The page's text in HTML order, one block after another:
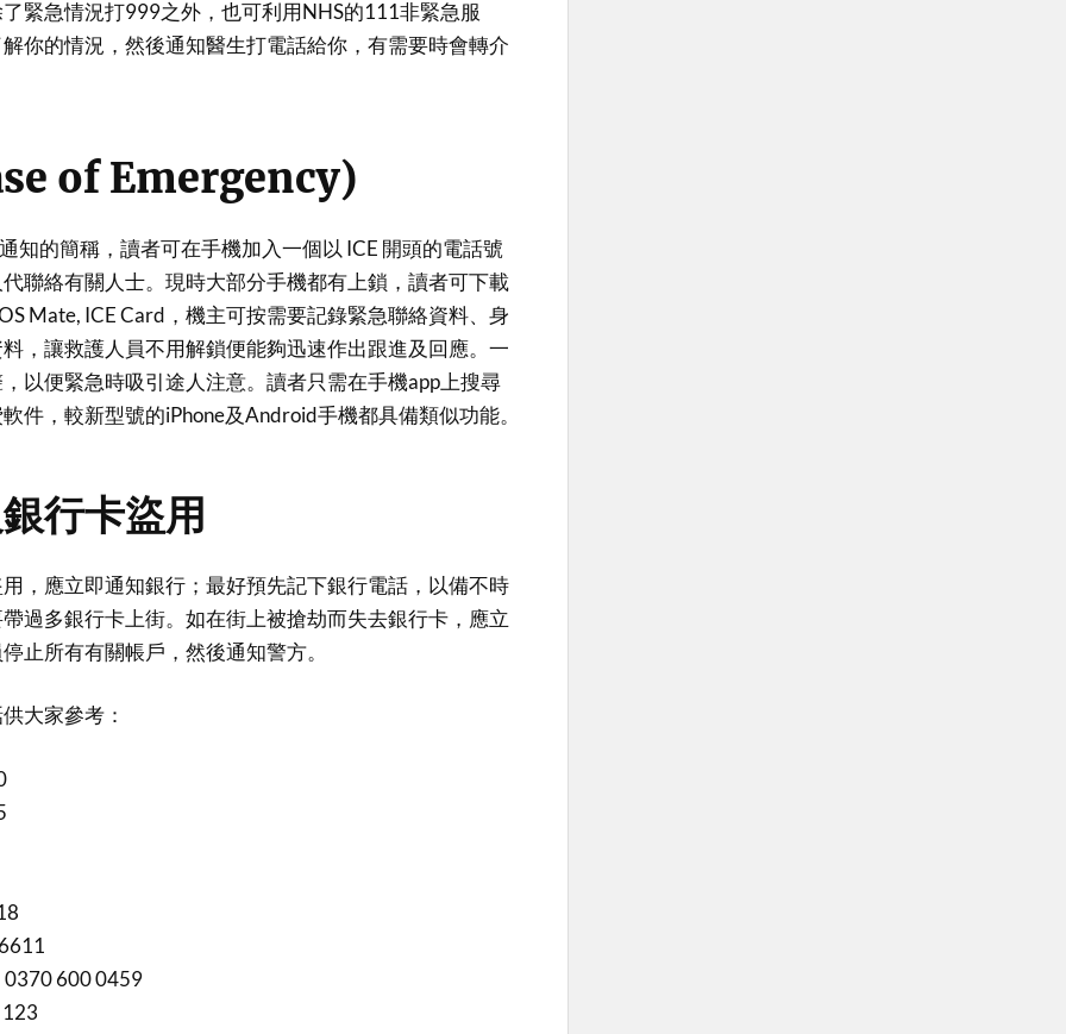
緊急情況打999之外，也可利用NHS的111非緊急服
你的情況，然後通知醫生打電話給你，有需要時會轉介
of Emergency)
知的簡稱，讀者可在手機加入一個以 ICE 開頭的電話號
聯絡有關人士。現時大部分手機都有上鎖，讀者可下載
Mate, ICE Card，機主可按需要記錄緊急聯絡資料、身
，讓救護人員不用解鎖便能夠迅速作出跟進及回應。一
以便緊急時吸引途人注意。讀者只需在手機app上搜尋
件，較新型號的iPhone及Android手機都具備類似功能。
行卡盜用
，應立即通知銀行；最好預先記下銀行電話，以備不時
過多銀行卡上街。如在街上被搶劫而失去銀行卡，應立
止所有有關帳戶，然後通知警方。
大家參考：
0370 600 0459